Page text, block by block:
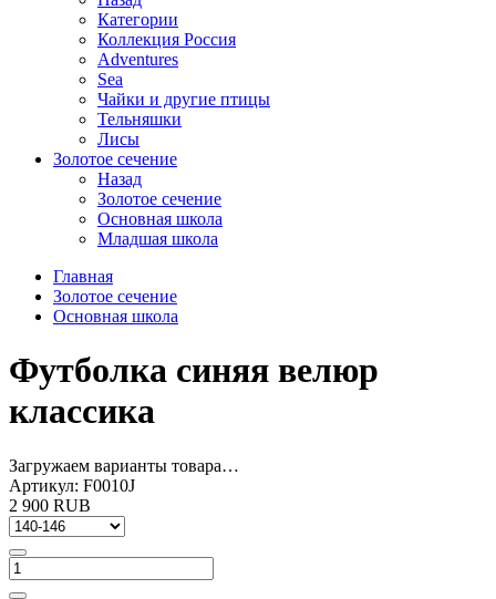
Категории
Коллекция Россия
Adventures
Sea
Чайки и другие птицы
Тельняшки
Лисы
Золотое сечение
Назад
Золотое сечение
Основная школа
Младшая школа
Главная
Золотое сечение
Основная школа
Футболка синяя велюр
классика
Загружаем варианты товара…
Артикул: F0010J
2 900 RUB